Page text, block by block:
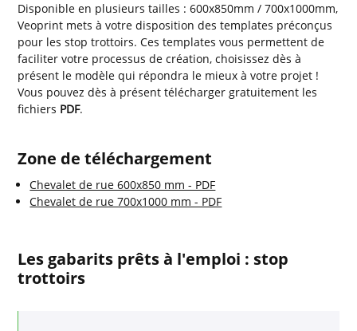
Disponible en plusieurs tailles : 600x850mm / 700x1000mm,
Veoprint mets à votre disposition des templates préconçus
pour les stop trottoirs. Ces templates vous permettent de
faciliter votre processus de création, choisissez dès à
présent le modèle qui répondra le mieux à votre projet !
Vous pouvez dès à présent télécharger gratuitement les
fichiers PDF.
Zone de téléchargement
Chevalet de rue 600x850 mm - PDF
Chevalet de rue 700x1000 mm - PDF
Les gabarits prêts à l'emploi : stop
trottoirs